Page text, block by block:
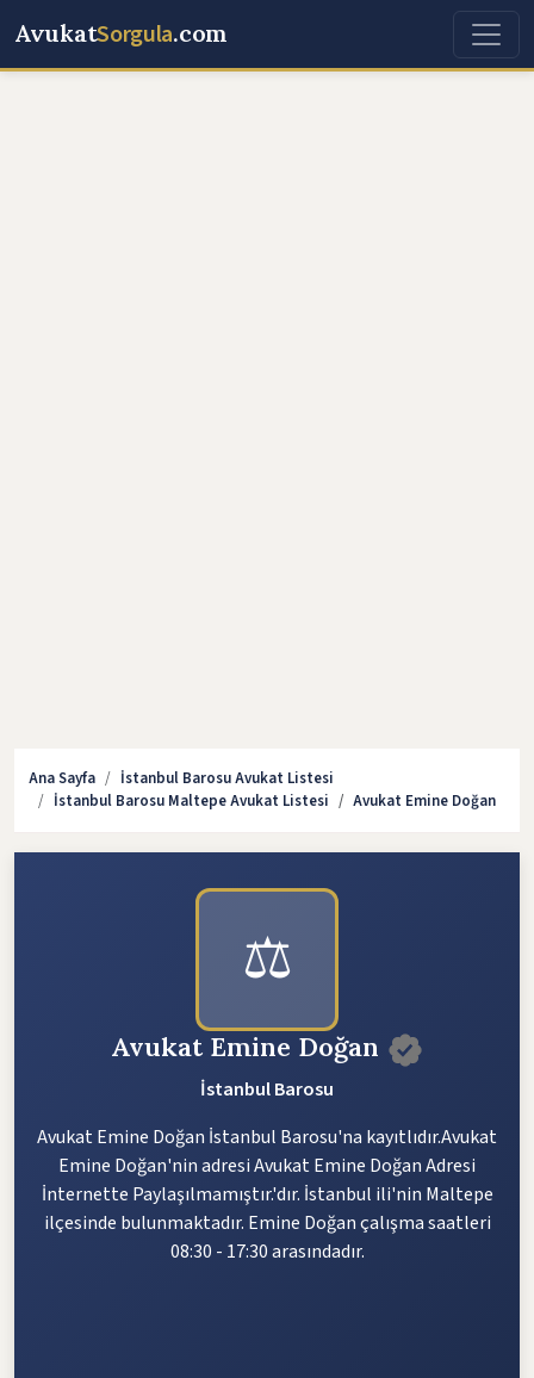
AvukatSorgula.com
Ana Sayfa
İstanbul Barosu Avukat Listesi
İstanbul Barosu Maltepe Avukat Listesi
Avukat Emine Doğan
⚖️
Avukat Emine Doğan
İstanbul Barosu
Avukat Emine Doğan İstanbul Barosu'na kayıtlıdır.Avukat
Emine Doğan'nin adresi Avukat Emine Doğan Adresi
İnternette Paylaşılmamıştır.'dır. İstanbul ili'nin Maltepe
ilçesinde bulunmaktadır. Emine Doğan çalışma saatleri
08:30 - 17:30 arasındadır.